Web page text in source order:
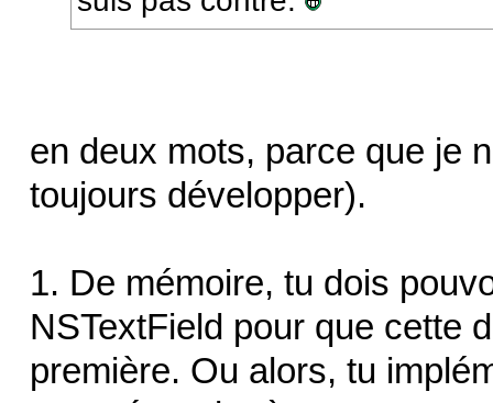
en deux mots, parce que je
toujours développer).
1. De mémoire, tu dois
NSTextField pour que cette
première. Ou alors, tu